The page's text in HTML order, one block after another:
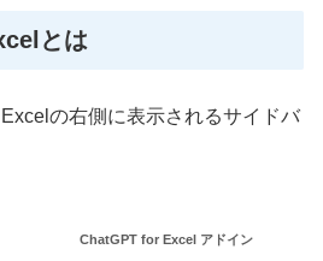
とは
の右側に表示されるサイドバ
ChatGPT for Excel アドイン